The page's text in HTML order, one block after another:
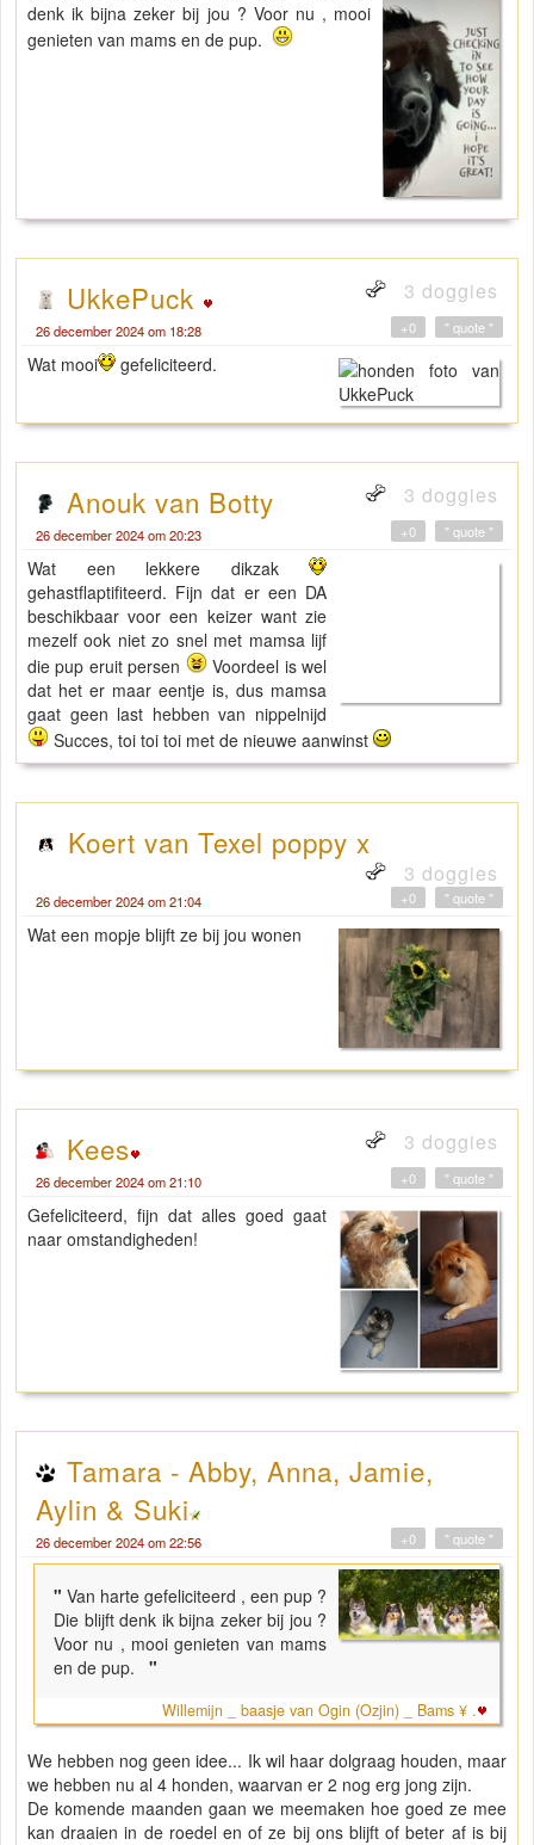
denk ik bijna zeker bij jou ? Voor nu , mooi
genieten van mams en de pup.
UkkePuck 3 doggies
26 december 2024 om 18:28 " quote "
+0
Wat mooi gefeliciteerd.
Anouk van Botty 3 doggies
26 december 2024 om 20:23 " quote "
+0
Wat een lekkere dikzak
gehastflaptifiteerd. Fijn dat er een DA
beschikbaar voor een keizer want zie
mezelf ook niet zo snel met mamsa lijf
die pup eruit persen
Voordeel is wel
dat het er maar eentje is, dus mamsa
gaat geen last hebben van nippelnijd
Succes, toi toi toi met de nieuwe aanwinst
Koert van Texel poppy x
3 doggies
26 december 2024 om 21:04 " quote "
+0
Wat een mopje blijft ze bij jou wonen
Kees 3 doggies
26 december 2024 om 21:10 " quote "
+0
Gefeliciteerd, fijn dat alles goed gaat
naar omstandigheden!
Tamara - Abby, Anna, Jamie,
Aylin & Suki
26 december 2024 om 22:56 " quote "
+0
"Van harte gefeliciteerd , een pup ?
Die blijft denk ik bijna zeker bij jou ?
Voor nu , mooi genieten van mams
en de pup.
"
Willemijn _ baasje van Ogin (Ozjin) _ Bams ¥ .
We hebben nog geen idee... Ik wil haar dolgraag houden, maar
we hebben nu al 4 honden, waarvan er 2 nog erg jong zijn.
De komende maanden gaan we meemaken hoe goed ze mee
kan draaien in de roedel en of ze bij ons blijft of beter af is bij